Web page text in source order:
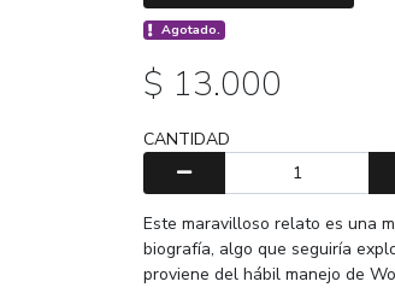
Agotado.
$ 13.000
CANTIDAD
Este maravilloso relato es una
biografía, algo que seguiría
proviene del hábil manejo de